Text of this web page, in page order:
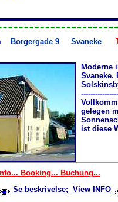
Borgergade 9 Svaneke
Moderne
Svaneke.
gelegen
ist diese
Booking... Buchung...
Se beskrivelse; View INFO